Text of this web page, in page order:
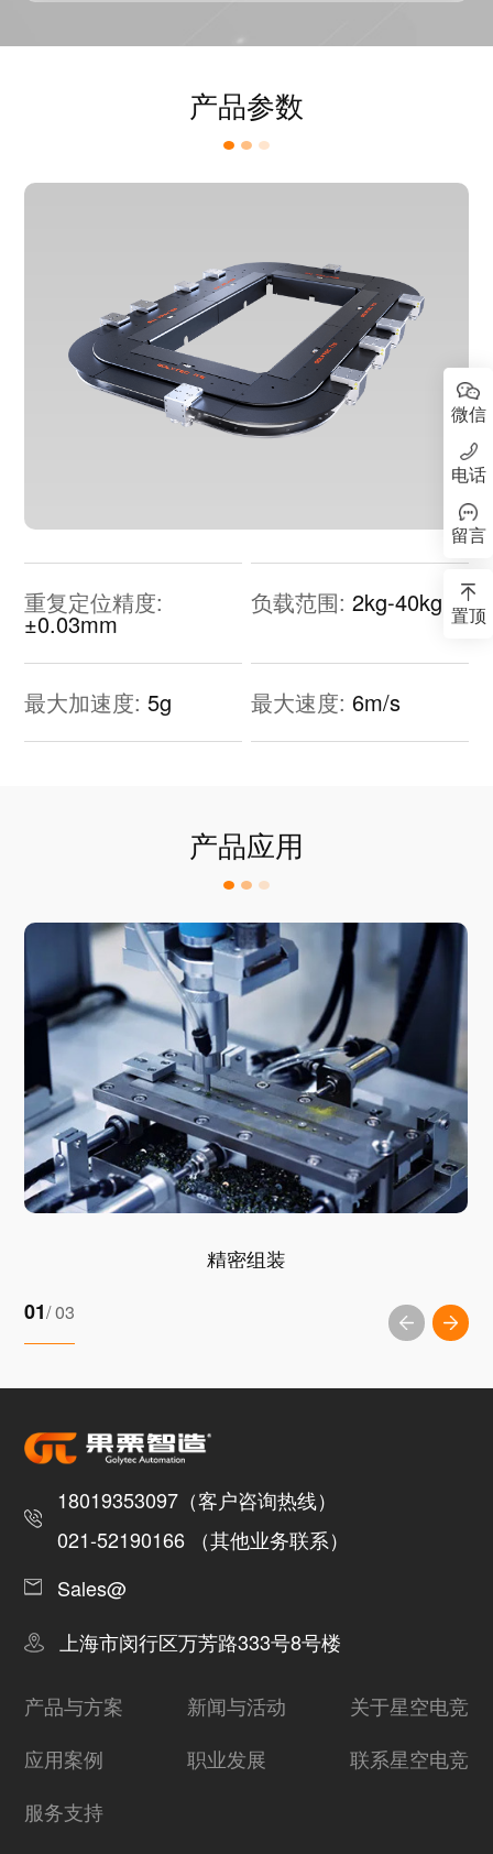
微信
电话
留言
置顶
产品参数
重复定位精度:
±0.03mm
负载范围:2kg-40kg
最大加速度:5g 最大速度:6m/s
产品应用
精密组装
01/ 03
18019353097（客户咨询热线）
021-52190166 （其他业务联系）
Sales@
上海市闵行区万芳路333号8号楼
产品与方案
应用案例
服务支持
新闻与活动
职业发展
关于星空电竞
联系星空电竞